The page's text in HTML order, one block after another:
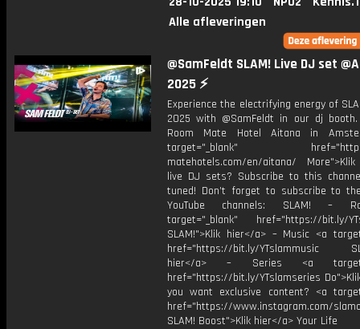
Alle afleveringen
@SamFeldt SLAM! Live DJ set
2025 ⚡
Experience the electrifying energy of
2025 with @SamFeldt in our dj booth.
Room Mate Hotel Aitana in
target="_blank"
matehotels.com/en/aitana/
live DJ sets? Subscribe to this
tuned! Don’t forget to subscribe to
YouTube channels: SLAM! –
target="_blank" href="https://bit.ly/
SLAM!">Klik hier</a> – Music <a
href="https://bit.ly/YTslammusic
hier</a> – Series <a
href="https://bit.ly/YTslamseries
you want exclusive content? <a
href="https://www.instagram.com/
SLAM! Boost">Klik hier</a> Your Life